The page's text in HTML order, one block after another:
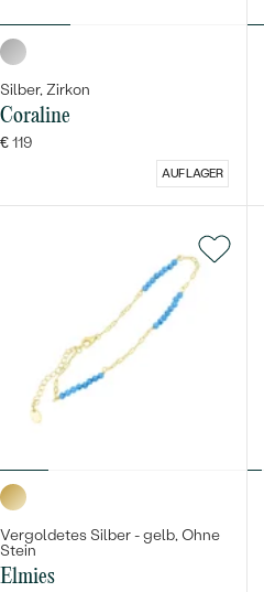
Silber, Zirkon
Coraline
€ 119
AUF LAGER
Vergoldetes Silber - gelb, Ohne
Stein
Elmies